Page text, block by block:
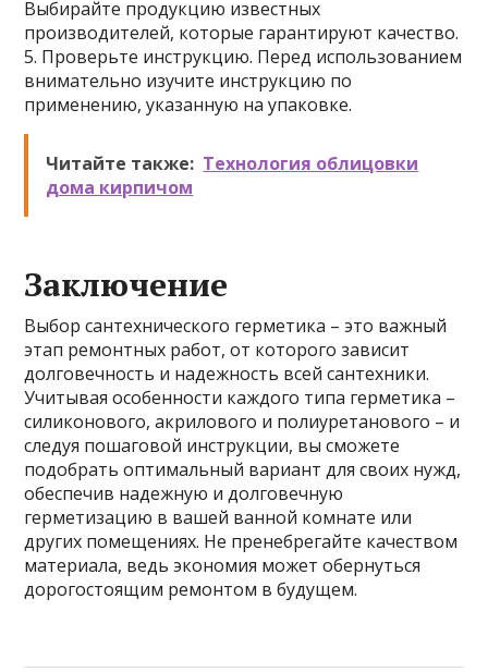
Выбирайте продукцию известных
производителей, которые гарантируют качество.
5. Проверьте инструкцию. Перед использованием
внимательно изучите инструкцию по
применению, указанную на упаковке.
Читайте также: Технология облицовки
дома кирпичом
Заключение
Выбор сантехнического герметика – это важный
этап ремонтных работ, от которого зависит
долговечность и надежность всей сантехники.
Учитывая особенности каждого типа герметика –
силиконового, акрилового и полиуретанового – и
следуя пошаговой инструкции, вы сможете
подобрать оптимальный вариант для своих нужд,
обеспечив надежную и долговечную
герметизацию в вашей ванной комнате или
других помещениях. Не пренебрегайте качеством
материала, ведь экономия может обернуться
дорогостоящим ремонтом в будущем.